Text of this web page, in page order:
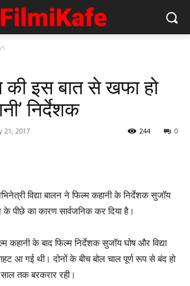
की इस बात से खफा हो
निर्देशक
21, 2017 0
244
विद्या बालन ने फिल्‍म कहानी के निर्देशक सुजॉय
पीछे का कारण सार्वजनिक कर दिया है।
के बाद फिल्‍म निर्देशक सुजॉय घोष और विद्या
आ गई थी। दोनों के बीच बोल चाल पूर्ण रूप से बंद हो
तक बरकरार रही।